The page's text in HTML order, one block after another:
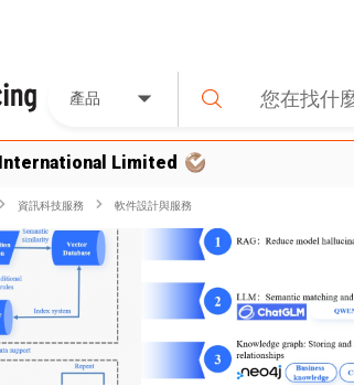
產品
Limited
資訊科技服務 軟件設計與服務